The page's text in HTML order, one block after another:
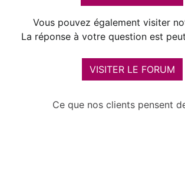
Vous pouvez également visiter
La réponse à votre question est
VISITER LE FORUM
Ce que nos clients pensent